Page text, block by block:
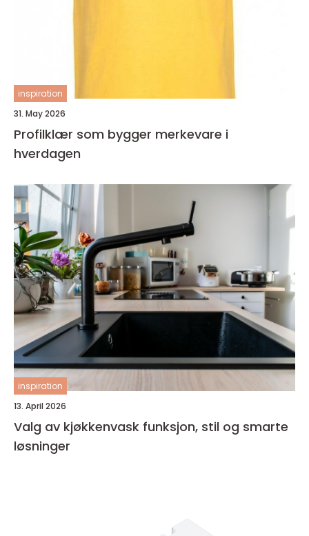
inspiration
31. May 2026
Profilklær som bygger merkevare i
hverdagen
inspiration
13. April 2026
Valg av kjøkkenvask funksjon, stil og smarte
løsninger